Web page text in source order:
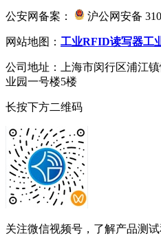
公安网备案： 沪公网安备
网站地图： 工业RFID读写器工
公司地址：上海市闵行区浦江
业园一号楼5楼
长按下方二维码
关注微信视频号，了解产品测